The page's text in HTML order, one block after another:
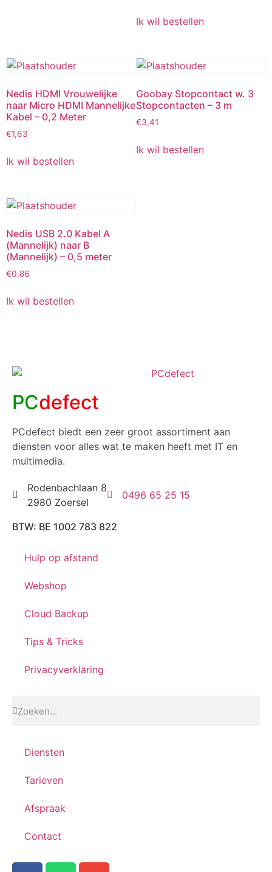
Ik wil bestellen
Nedis HDMI Vrouwelijke
naar Micro HDMI Mannelijke
Kabel – 0,2 Meter
€1,63
Ik wil bestellen
Goobay Stopcontact w. 3
Stopcontacten – 3 m
€3,41
Ik wil bestellen
Nedis USB 2.0 Kabel A
(Mannelijk) naar B
(Mannelijk) – 0,5 meter
€0,86
Ik wil bestellen
PCdefect
PCdefect biedt een zeer groot assortiment aan
diensten voor alles wat te maken heeft met IT en
multimedia.
Rodenbachlaan 8
2980 Zoersel
0496 65 25 15
BTW: BE 1002 783 822
Hulp op afstand
Webshop
Cloud Backup
Tips & Tricks
Privacyverklaring
Diensten
Tarieven
Afspraak
Contact